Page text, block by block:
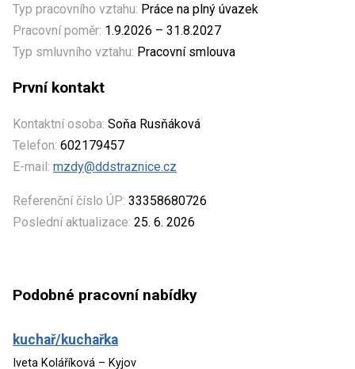
Typ pracovního vztahu: Práce na plný úvazek
Pracovní poměr: 1.9.2026 – 31.8.2027
Typ smluvního vztahu: Pracovní smlouva
První kontakt
Kontaktní osoba: Soňa Rusňáková
Telefon: 602179457
E-mail: mzdy@ddstraznice.cz
Referenční číslo ÚP: 33358680726
Poslední aktualizace: 25. 6. 2026
Podobné pracovní nabídky
kuchař/kuchařka
Iveta Koláříková – Kyjov